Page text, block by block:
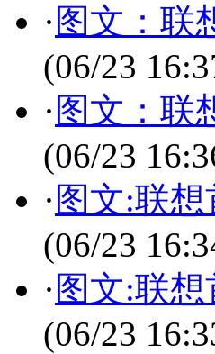
· 图文：联
(06/23
· 图文：联
(06/23
· 图文:联
(06/23
· 图文:联
(06/23